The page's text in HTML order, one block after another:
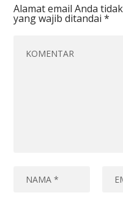
Alamat email Anda
yang wajib ditandai*